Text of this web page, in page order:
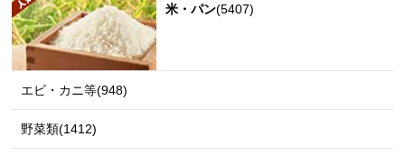
米・パン(5407)
エビ・カニ等(948)
野菜類(1412)